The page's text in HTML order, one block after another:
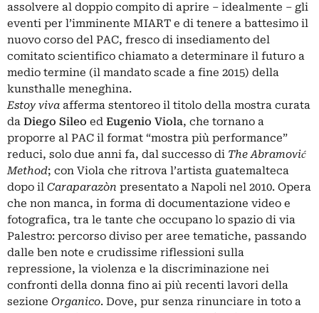
assolvere al doppio compito di aprire – idealmente – gli
eventi per l’imminente MIART e di tenere a battesimo il
nuovo corso del PAC, fresco di insediamento del
comitato scientifico chiamato a determinare il futuro a
medio termine (il mandato scade a fine 2015) della
kunsthalle meneghina.
Estoy viva afferma stentoreo il titolo della mostra curata
da Diego Sileo ed Eugenio Viola, che tornano a
proporre al PAC il format “mostra più performance”
reduci, solo due anni fa, dal successo di The Abramović
Method; con Viola che ritrova l’artista guatemalteca
dopo il Caraparazòn presentato a Napoli nel 2010. Opera
che non manca, in forma di documentazione video e
fotografica, tra le tante che occupano lo spazio di via
Palestro: percorso diviso per aree tematiche, passando
dalle ben note e crudissime riflessioni sulla
repressione, la violenza e la discriminazione nei
confronti della donna fino ai più recenti lavori della
sezione Organico. Dove, pur senza rinunciare in toto a